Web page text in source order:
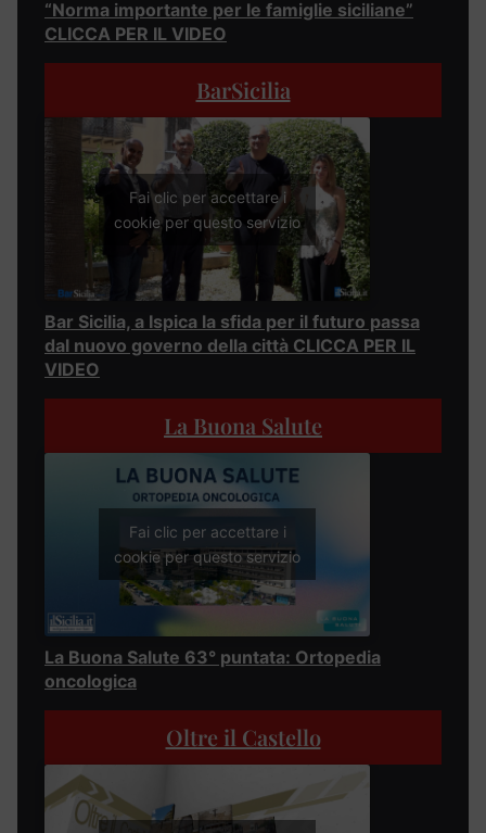
“Norma importante per le famiglie siciliane”
CLICCA PER IL VIDEO
BarSicilia
Fai clic per accettare i
cookie per questo servizio
Bar Sicilia, a Ispica la sfida per il futuro passa
dal nuovo governo della città CLICCA PER IL
VIDEO
La Buona Salute
Fai clic per accettare i
cookie per questo servizio
La Buona Salute 63° puntata: Ortopedia
oncologica
Oltre il Castello